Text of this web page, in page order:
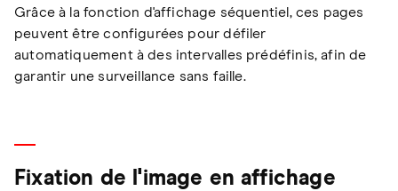
Grâce à la fonction d'affichage séquentiel, ces pages
peuvent être configurées pour défiler
automatiquement à des intervalles prédéfinis, afin de
garantir une surveillance sans faille.
Fixation de l'image en affichage